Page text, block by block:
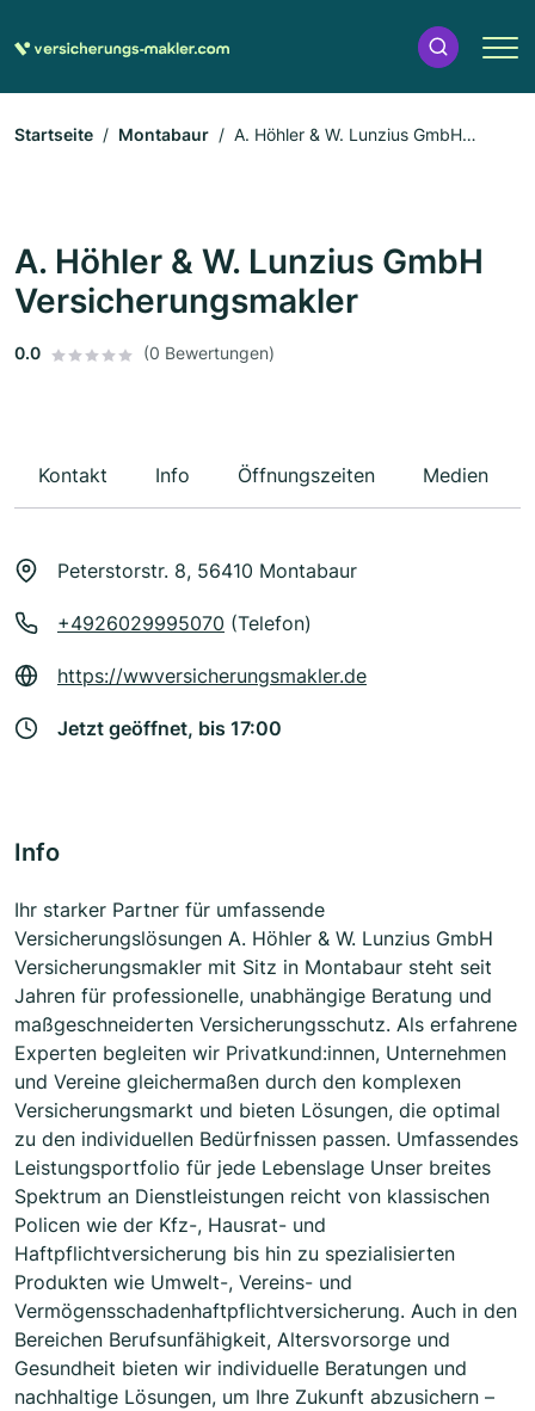
Startseite Montabaur
A. Höhler & W. Lunzius GmbH
A. Höhler & W. Lunzius GmbH
Versicherungsmakler
0.0 (0 Bewertungen)
Kontakt Info Öffnungszeiten Medien
Peterstorstr. 8, 56410 Montabaur
+4926029995070 (Telefon)
https://wwversicherungsmakler.de
Jetzt geöffnet, bis 17:00
Info
Ihr starker Partner für umfassende
Versicherungslösungen A. Höhler & W. Lunzius GmbH
Versicherungsmakler mit Sitz in Montabaur steht seit
Jahren für professionelle, unabhängige Beratung und
maßgeschneiderten Versicherungsschutz. Als erfahrene
Experten begleiten wir Privatkund:innen, Unternehmen
und Vereine gleichermaßen durch den komplexen
Versicherungsmarkt und bieten Lösungen, die optimal
zu den individuellen Bedürfnissen passen. Umfassendes
Leistungsportfolio für jede Lebenslage Unser breites
Spektrum an Dienstleistungen reicht von klassischen
Policen wie der Kfz-, Hausrat- und
Haftpflichtversicherung bis hin zu spezialisierten
Produkten wie Umwelt-, Vereins- und
Vermögensschadenhaftpflichtversicherung. Auch in den
Bereichen Berufsunfähigkeit, Altersvorsorge und
Gesundheit bieten wir individuelle Beratungen und
nachhaltige Lösungen, um Ihre Zukunft abzusichern –